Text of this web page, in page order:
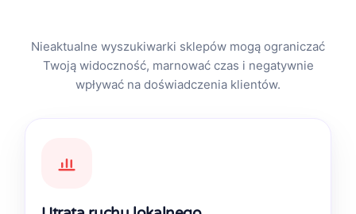
Nieaktualne wyszukiwarki sklepów mogą ograniczać
Twoją widoczność, marnować czas i negatywnie
wpływać na doświadczenia klientów.